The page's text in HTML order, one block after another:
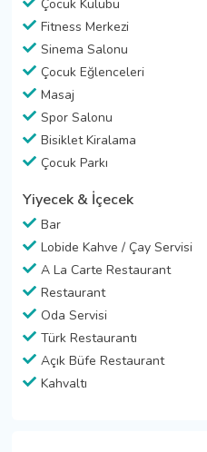
Çocuk Kulübü
Fitness Merkezi
Sinema Salonu
Çocuk Eğlenceleri
Masaj
Spor Salonu
Bisiklet Kiralama
Çocuk Parkı
Yiyecek & İçecek
Bar
Lobide Kahve / Çay Servisi
A La Carte Restaurant
Restaurant
Oda Servisi
Türk Restaurantı
Açık Büfe Restaurant
Kahvaltı